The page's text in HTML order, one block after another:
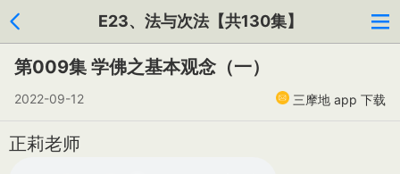
E23、法与次法【共130集】
第009集 学佛之基本观念（一）
2022-09-12 三摩地 app 下载
正莉老师